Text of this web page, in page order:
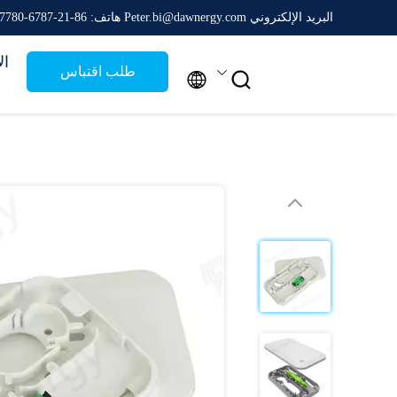
البريد الإلكتروني Peter.bi@dawnergy.com هاتف: 86-21-6787-7780
طلب اقتباس  